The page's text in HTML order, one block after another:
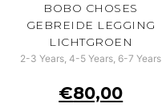
BOBO CHOSES
GEBREIDE LEGGING
LICHTGROEN
2-3 Years, 4-5 Years, 6-7 Years
€80,00